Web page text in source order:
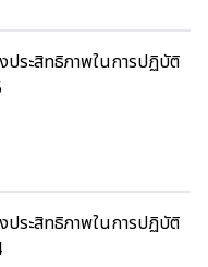
ประสิทธิภาพในการปฏิบัติ
ประสิทธิภาพในการปฏิบัติ